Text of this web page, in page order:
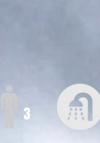
3